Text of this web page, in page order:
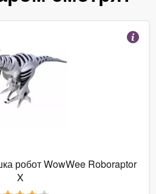
робот WowWee Roboraptor
X